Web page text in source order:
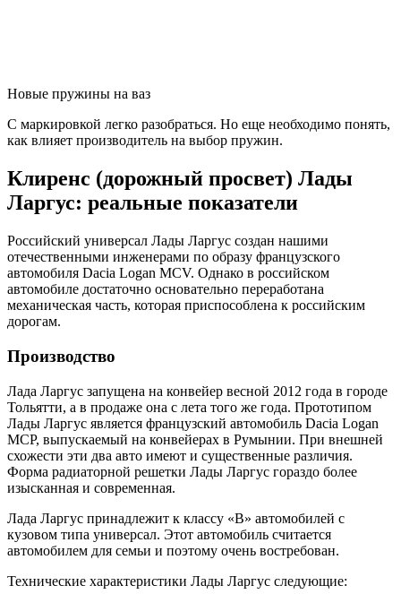
Новые пружины на ваз
С маркировкой легко разобраться. Но еще необходимо понять,
как влияет производитель на выбор пружин.
Клиренс (дорожный просвет) Лады
Ларгус: реальные показатели
Российский универсал Лады Ларгус создан нашими
отечественными инженерами по образу французского
автомобиля Dacia Logan MCV. Однако в российском
автомобиле достаточно основательно переработана
механическая часть, которая приспособлена к российским
дорогам.
Производство
Лада Ларгус запущена на конвейер весной 2012 года в городе
Тольятти, а в продаже она с лета того же года. Прототипом
Лады Ларгус является французский автомобиль Dacia Logan
MCP, выпускаемый на конвейерах в Румынии. При внешней
схожести эти два авто имеют и существенные различия.
Форма радиаторной решетки Лады Ларгус гораздо более
изысканная и современная.
Лада Ларгус принадлежит к классу «В» автомобилей с
кузовом типа универсал. Этот автомобиль считается
автомобилем для семьи и поэтому очень востребован.
Технические характеристики Лады Ларгус следующие: